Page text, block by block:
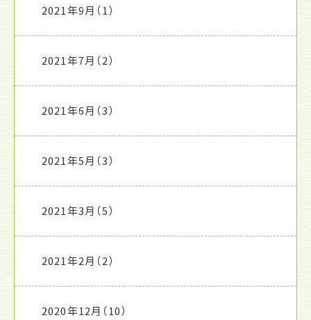
2021年9月 （1）
2021年7月 （2）
2021年6月 （3）
2021年5月 （3）
2021年3月 （5）
2021年2月 （2）
2020年12月 （10）